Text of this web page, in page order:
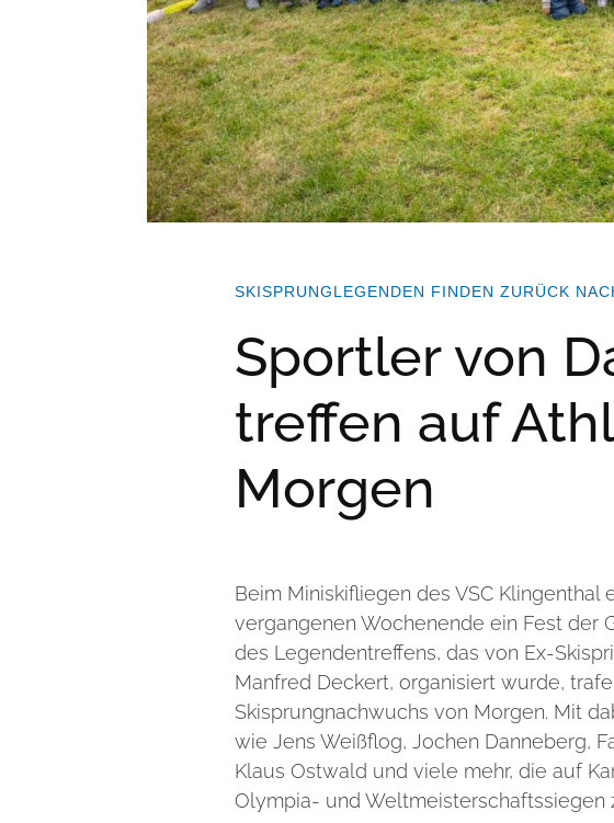
SKISPRUNGLEGENDEN FINDEN ZURÜCK
Sportler von
treffen auf
Morgen
Beim Miniskifliegen des VSC Klingenthal
vergangenen Wochenende ein Fest der
des Legendentreffens, das von Ex-
Manfred Deckert, organisiert wurde,
Skisprungnachwuchs von Morgen. Mit
wie Jens Weißflog, Jochen Danneberg,
Klaus Ostwald und viele mehr, die auf
Olympia- und Weltmeisterschaftssiegen